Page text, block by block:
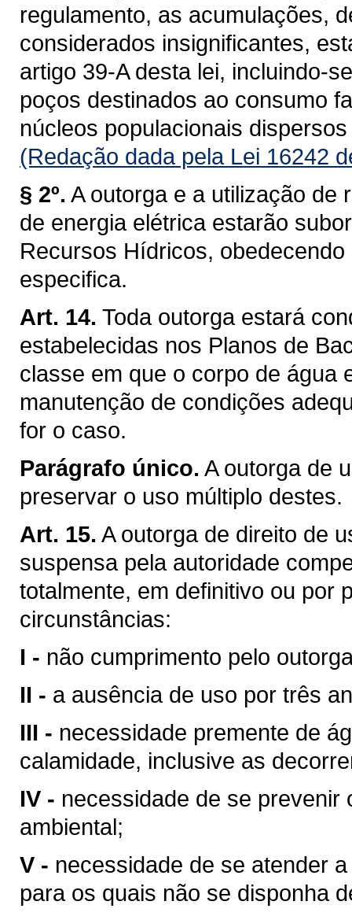
regulamento, as acumulações,
considerados insignificantes,
artigo 39-A desta lei, incluindo-
poços destinados ao consumo
núcleos populacionais
(Redação dada pela Lei 16242
§ 2º. A outorga e a utilização de
de energia elétrica estarão
Recursos Hídricos,
especifica.
Art. 14. Toda outorga estará
estabelecidas nos Planos de
classe em que o corpo de água
manutenção de condições
for o caso.
Parágrafo único. A outorga de
preservar o uso múltiplo destes.
Art. 15. A outorga de direito de
suspensa pela autoridade
totalmente, em definitivo ou por
circunstâncias:
I - não cumprimento pelo
II - a ausência de uso por três
III - necessidade premente de
calamidade, inclusive as
IV - necessidade de se
ambiental;
V - necessidade de se atender
para os quais não se disponha